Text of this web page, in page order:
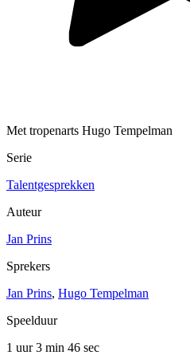
Met tropenarts Hugo Tempelman
Serie
Talentgesprekken
Auteur
Jan Prins
Sprekers
Jan Prins, Hugo Tempelman
Speelduur
1 uur 3 min 46 sec